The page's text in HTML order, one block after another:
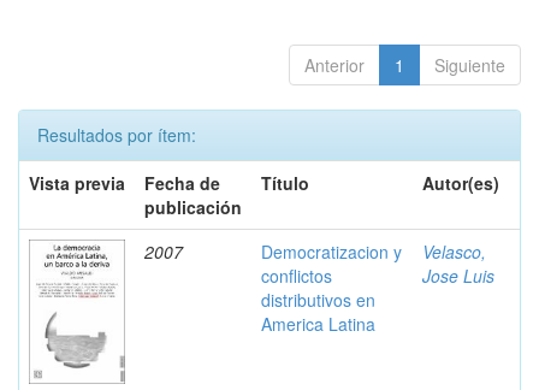
Anterior 1 Siguiente
Resultados por ítem:
Vista previa
Fecha de
publicación
Título Autor(es)
2007
Democratizacion y
conflictos
distributivos en
America Latina
Velasco,
Jose Luis